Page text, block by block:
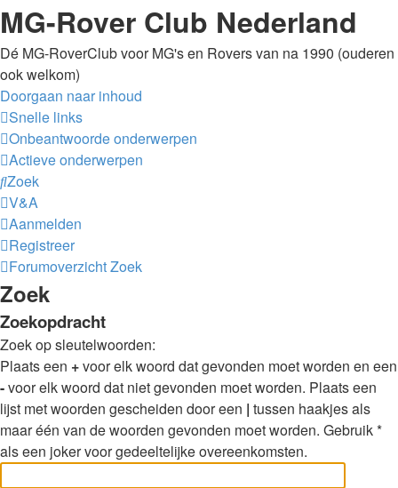
MG-Rover Club Nederland
Dé MG-RoverClub voor MG's en Rovers van na 1990 (ouderen
ook welkom)
Doorgaan naar inhoud
Snelle links
Onbeantwoorde onderwerpen
Actieve onderwerpen
Zoek
V&A
Aanmelden
Registreer
ForumoverzichtZoek
Zoek
Zoekopdracht
Zoek op sleutelwoorden:
Plaats een +voor elk woord dat gevonden moet worden en een
-voor elk woord dat niet gevonden moet worden. Plaats een
lijst met woorden gescheiden door een | tussen haakjes als
maar één van de woorden gevonden moet worden. Gebruik *
als een joker voor gedeeltelijke overeenkomsten.